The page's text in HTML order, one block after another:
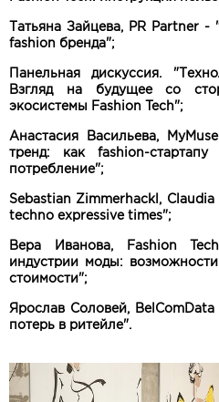
Татьяна Зайцева, PR Partner -
fashion бренда";
Панельная дискуссия.
Взгляд на будущее со
экосистемы Fashion Tech";
Анастасия Васильева,
тренд: как fashion-
потребление";
Sebastian Zimmerhackl,
techno expressive times";
Вера Иванова, Fashion
индустрии моды:
стоимости";
Ярослав Соловей,
потерь в ритейле".